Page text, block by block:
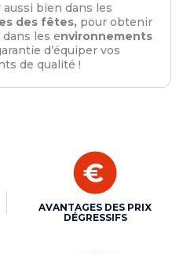
bien dans les
des fêtes, pour obtenir
les environnements
d’équiper vos
de qualité !
AVANTAGES DES PRIX
DÉGRESSIFS